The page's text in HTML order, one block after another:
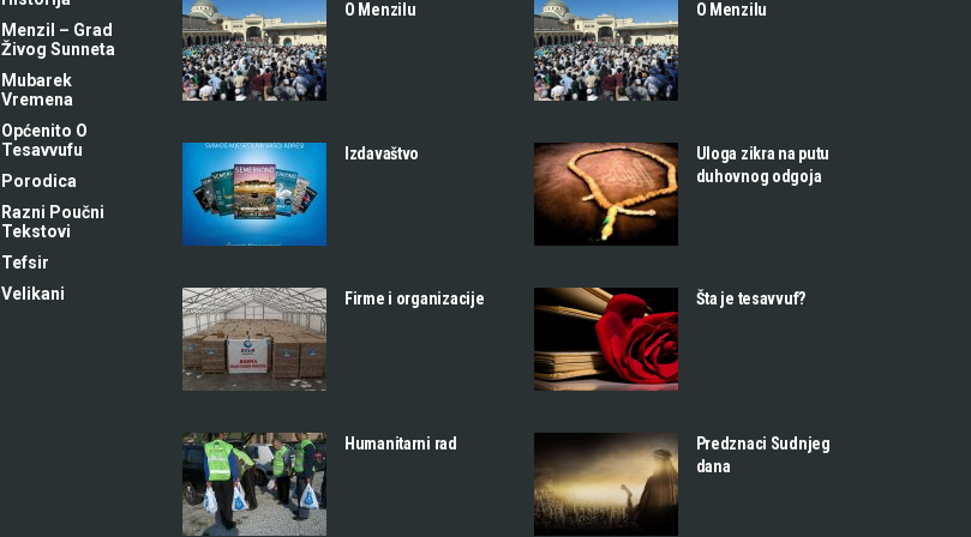
Menzil – Grad
Živog Sunneta
Mubarek
Vremena
Općenito O
Tesavvufu
Porodica
Razni Poučni
Tekstovi
Tefsir
Velikani
O Menzilu
Izdavaštvo
Firme i organizacije
Humanitarni rad
O Menzilu
Uloga zikra na putu
duhovnog odgoja
Šta je tesavvuf?
Predznaci Sudnjeg
dana